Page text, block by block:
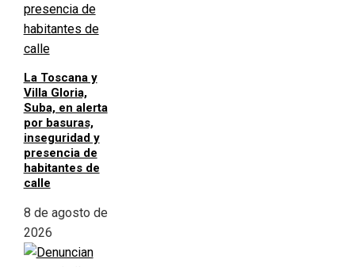
La Toscana y
Villa Gloria,
Suba, en alerta
por basuras,
inseguridad y
presencia de
habitantes de
calle
8 de agosto de
2026